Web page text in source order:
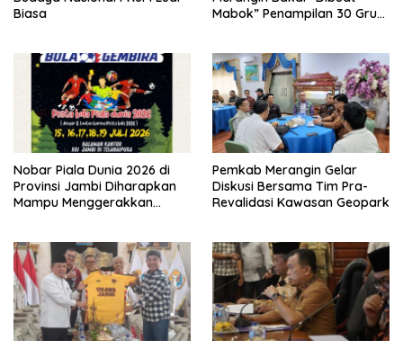
Biasa
Mabok” Penampilan 30 Grup
Nobar Piala Dunia 2026 di
Provinsi Jambi Diharapkan
Mampu Menggerakkan
Pemkab Merangin Gelar
Diskusi Bersama Tim Pra-
Revalidasi Kawasan Geopark